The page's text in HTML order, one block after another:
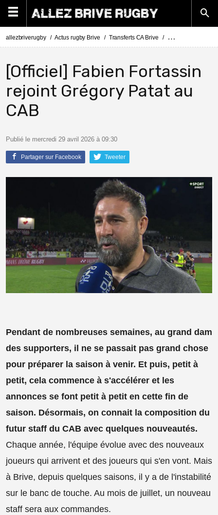
allezbriverugby Actus rugby Brive Transferts CA Brive Actus Transferts
[Officiel] Fabien Fortassin
rejoint Grégory Patat au
CAB
Publié le mercredi 29 avril 2026 à 09:30
Partager sur Facebook Tweeter
Pendant de nombreuses semaines, au grand dam
des supporters, il ne se passait pas grand chose
pour préparer la saison à venir. Et puis, petit à
petit, cela commence à s'accélérer et les
annonces se font petit à petit en cette fin de
saison. Désormais, on connait la composition du
futur staff du CAB avec quelques nouveautés.
Chaque année, l'équipe évolue avec des nouveaux
joueurs qui arrivent et des joueurs qui s'en vont. Mais
à Brive, depuis quelques saisons, il y a de l'instabilité
sur le banc de touche. Au mois de juillet, un nouveau
staff sera aux commandes.